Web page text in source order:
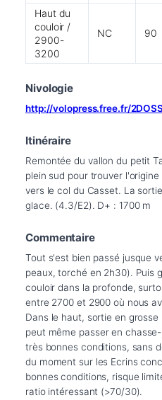
Haut du
couloir /
2900-
3200
NC 90
Nivologie
http://volopress.free.fr/
Itinéraire
Remontée du vallon du petit
plein sud pour trouver
vers le col du Casset. La
glace. (4.3/E2). D+ : 1700 m
Commentaire
Tout s'est bien passé jusque
peaux, torché en 2h30). Puis
couloir dans la profonde,
entre 2700 et 2900 où nous
Dans le haut, sortie en
peut même passer en
très bonnes conditions, sans
du moment sur les Ecrins
bonnes conditions, risque
ratio intéressant (>70/30).